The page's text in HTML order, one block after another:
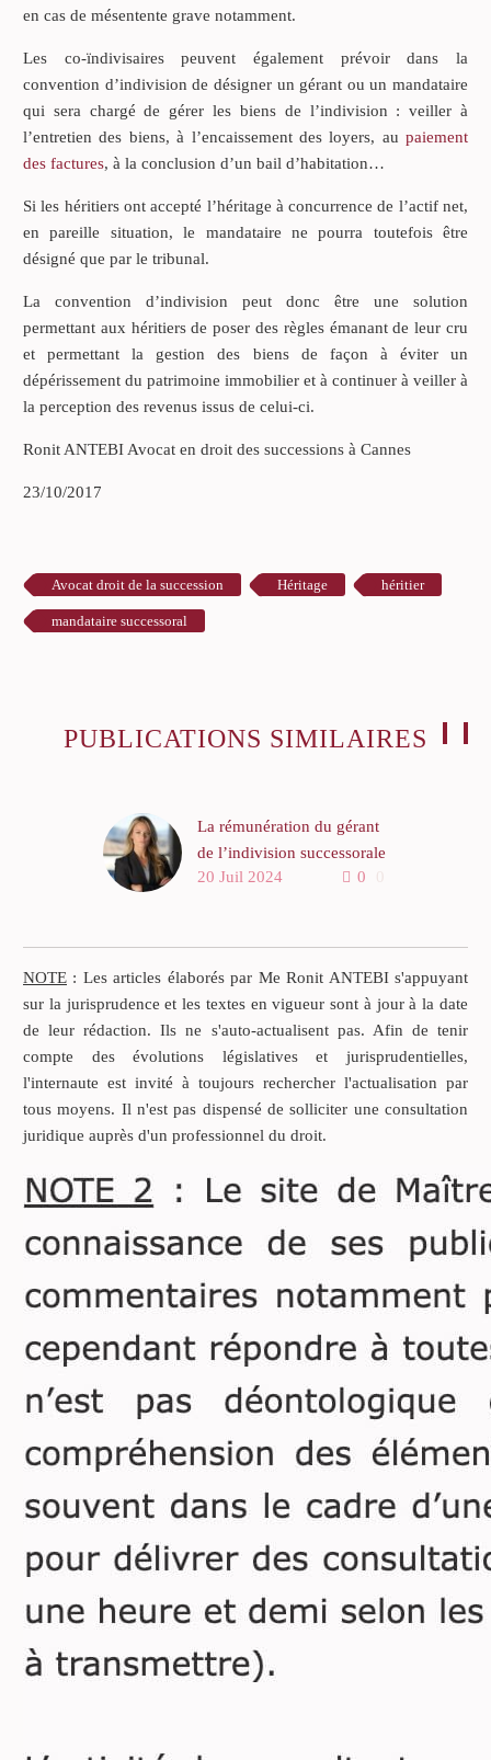
en cas de mésentente grave notamment.
Les co-ïndivisaires peuvent également prévoir dans la
convention d’indivision de désigner un gérant ou un mandataire
qui sera chargé de gérer les biens de l’indivision : veiller à
l’entretien des biens, à l’encaissement des loyers, au paiement
des factures, à la conclusion d’un bail d’habitation…
Si les héritiers ont accepté l’héritage à concurrence de l’actif net,
en pareille situation, le mandataire ne pourra toutefois être
désigné que par le tribunal.
La convention d’indivision peut donc être une solution
permettant aux héritiers de poser des règles émanant de leur cru
et permettant la gestion des biens de façon à éviter un
dépérissement du patrimoine immobilier et à continuer à veiller à
la perception des revenus issus de celui-ci.
Ronit ANTEBI Avocat en droit des successions à Cannes
23/10/2017
Avocat droit de la succession Héritage héritier
mandataire successoral
PUBLICATIONS SIMILAIRES
La rémunération du gérant
de l’indivision successorale
0
0
20 Juil 2024
NOTE : Les articles élaborés par Me Ronit ANTEBI s'appuyant
sur la jurisprudence et les textes en vigueur sont à jour à la date
de leur rédaction. Ils ne s'auto-actualisent pas. Afin de tenir
compte des évolutions législatives et jurisprudentielles,
l'internaute est invité à toujours rechercher l'actualisation par
tous moyens. Il n'est pas dispensé de solliciter une consultation
juridique auprès d'un professionnel du droit.